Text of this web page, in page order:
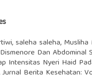
saleha saleha, Musliha
Dan Abdominal
Intensitas Nyeri Haid
Jurnal Berita Kesehatan: